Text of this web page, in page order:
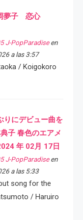
岡夢子 恋心
J-PopParadiseen
a las 3:57
/ Koigokoro
りにデビュー曲を
子 春色のエアメ
年 02月 17日
J-PopParadiseen
a las 5:33
song for the
/ Haruiro